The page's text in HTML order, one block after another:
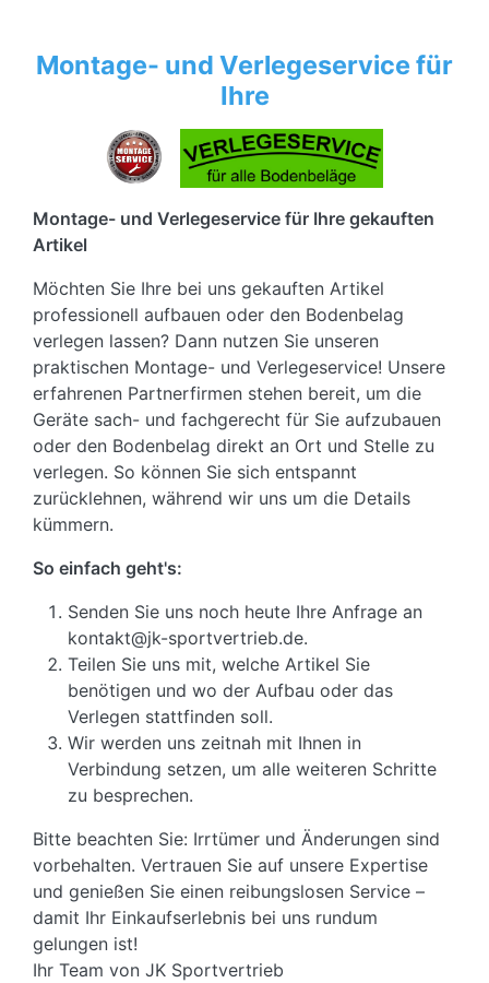
Montage- und Verlegeservice für
Ihre
Montage- und Verlegeservice für Ihre gekauften
Artikel
Möchten Sie Ihre bei uns gekauften Artikel
professionell aufbauen oder den Bodenbelag
verlegen lassen? Dann nutzen Sie unseren
praktischen Montage- und Verlegeservice! Unsere
erfahrenen Partnerfirmen stehen bereit, um die
Geräte sach- und fachgerecht für Sie aufzubauen
oder den Bodenbelag direkt an Ort und Stelle zu
verlegen. So können Sie sich entspannt
zurücklehnen, während wir uns um die Details
kümmern.
So einfach geht's:
Senden Sie uns noch heute Ihre Anfrage an
kontakt@jk-sportvertrieb.de.
Teilen Sie uns mit, welche Artikel Sie
benötigen und wo der Aufbau oder das
Verlegen stattfinden soll.
Wir werden uns zeitnah mit Ihnen in
Verbindung setzen, um alle weiteren Schritte
zu besprechen.
Bitte beachten Sie: Irrtümer und Änderungen sind
vorbehalten. Vertrauen Sie auf unsere Expertise
und genießen Sie einen reibungslosen Service –
damit Ihr Einkaufserlebnis bei uns rundum
gelungen ist!
Ihr Team von JK Sportvertrieb